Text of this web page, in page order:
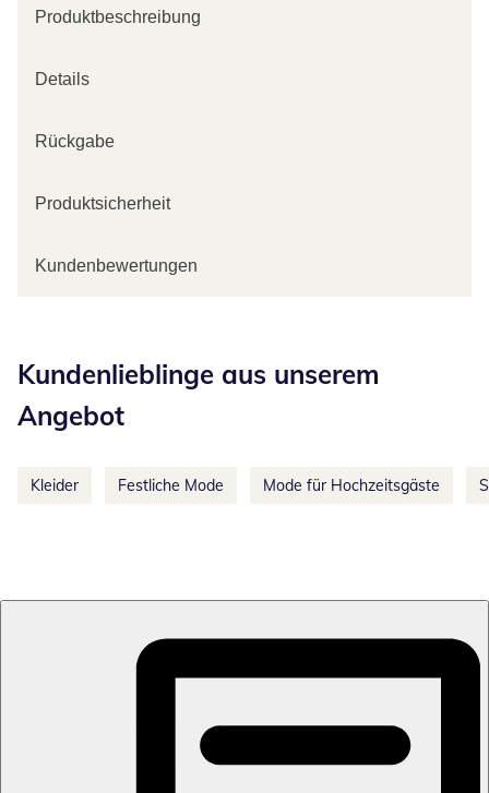
Produktbeschreibung
Details
Rückgabe
Produktsicherheit
Kundenbewertungen
Kundenlieblinge aus unserem
Angebot
Kleider Festliche Mode Mode für Hochzeitsgäste